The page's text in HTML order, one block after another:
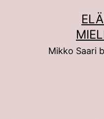
Mikko Saari